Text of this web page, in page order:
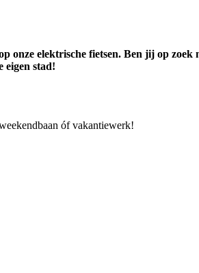
onze elektrische fietsen. Ben jij op zoek
eigen stad!
óf vakantiewerk!